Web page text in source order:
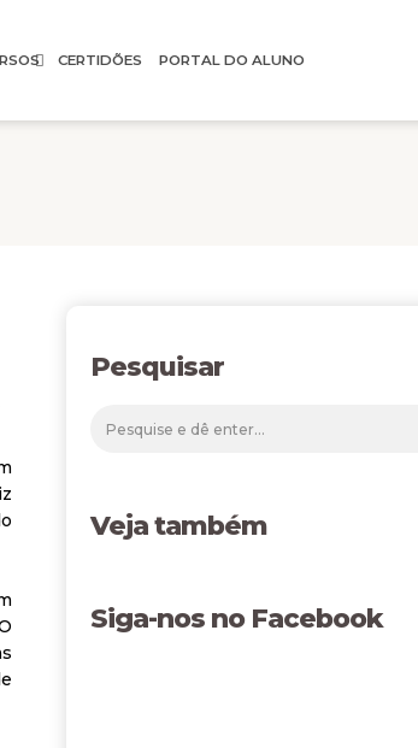
CERTIDÕES PORTAL DO ALUNO
Pesquisar
Veja também
Siga-nos no Facebook